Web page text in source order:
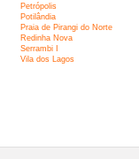
Petrópolis
Potilândia
Praia de Pirangi do Norte
Redinha Nova
Serrambi I
Vila dos Lagos